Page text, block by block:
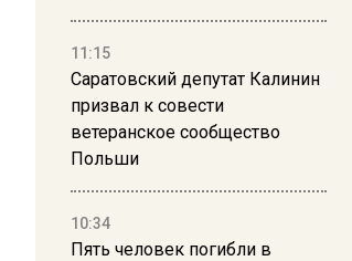
11:15
Саратовский депутат Калинин
призвал к совести
ветеранское сообщество
Польши
10:34
Пять человек погибли в